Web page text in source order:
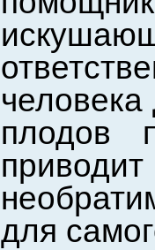
плодов
для